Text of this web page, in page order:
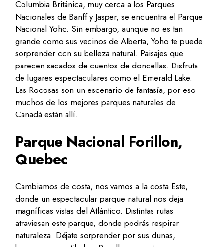
Columbia Británica, muy cerca a los Parques
Nacionales de Banff y Jasper, se encuentra el Parque
Nacional Yoho. Sin embargo, aunque no es tan
grande como sus vecinos de Alberta, Yoho te puede
sorprender con su belleza natural. Paisajes que
parecen sacados de cuentos de doncellas. Disfruta
de lugares espectaculares como el Emerald Lake.
Las Rocosas son un escenario de fantasía, por eso
muchos de los mejores parques naturales de
Canadá están allí.
Parque Nacional Forillon,
Quebec
Cambiamos de costa, nos vamos a la costa Este,
donde un espectacular parque natural nos deja
magníficas vistas del Atlántico. Distintas rutas
atraviesan este parque, donde podrás respirar
naturaleza. Déjate sorprender por sus dunas,